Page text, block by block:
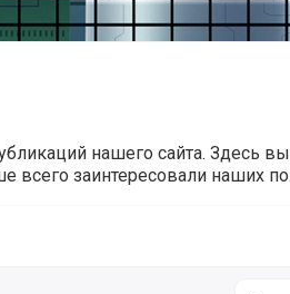
нашего сайта. Здесь
всего заинтересовали наших